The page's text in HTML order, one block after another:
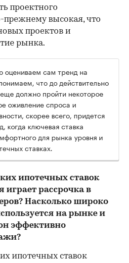
проектного
высокая, что
проектов и
рынка.
оцениваем сам тренд на
что до действительно
должно пройти некоторое
оживление спроса и
скорее всего, придется
когда ключевая ставка
для рынка уровня и
ставках.
ипотечных ставок
играет рассрочка в
Насколько широко
на рынке и
эффективно
ипотечных ставок